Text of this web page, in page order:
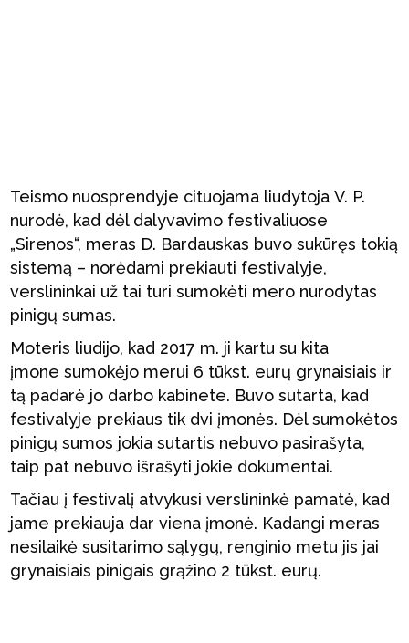
Teismo nuosprendyje cituojama liudytoja V. P.
nurodė, kad dėl dalyvavimo festivaliuose
„Sirenos“, meras D. Bardauskas buvo sukūręs tokią
sistemą – norėdami prekiauti festivalyje,
verslininkai už tai turi sumokėti mero nurodytas
pinigų sumas.
Moteris liudijo, kad 2017 m. ji kartu su kita
įmone sumokėjo merui 6 tūkst. eurų grynaisiais ir
tą padarė jo darbo kabinete. Buvo sutarta, kad
festivalyje prekiaus tik dvi įmonės. Dėl sumokėtos
pinigų sumos jokia sutartis nebuvo pasirašyta,
taip pat nebuvo išrašyti jokie dokumentai.
Tačiau į festivalį atvykusi verslininkė pamatė, kad
jame prekiauja dar viena įmonė. Kadangi meras
nesilaikė susitarimo sąlygų, renginio metu jis jai
grynaisiais pinigais grąžino 2 tūkst. eurų.